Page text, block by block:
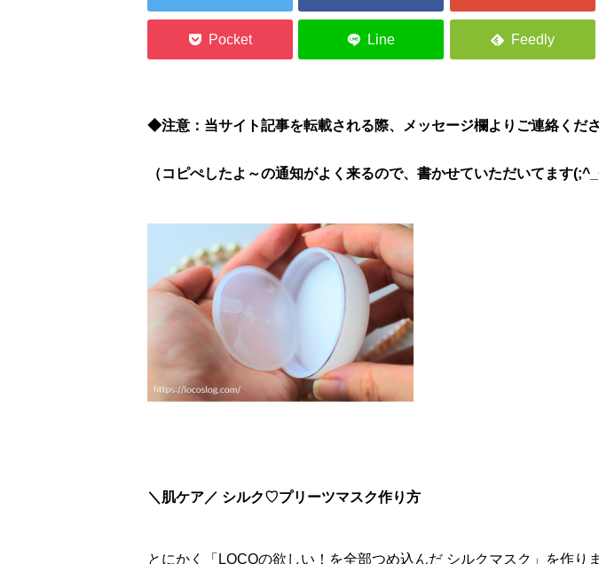
◆注意：当サイト記事を転載される際、メッセージ欄よりご連絡くだ
（コピぺしたよ～の通知がよく来るので、書かせていただいてます
＼肌ケア／ シルク♡プリーツマスク作り方
とにかく「LOCOの欲しい！を全部つめ込んだ シルクマスク」を作り